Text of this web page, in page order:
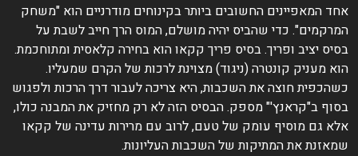
אחד המאפיינים החשובים ביותר בקינוחים מודרניים הוא "משחק
המרקמים". כדי שהביס יהיה מושלם, המוס הרך חייב לשבת על
בסיס יציב ופריך. בסיס פריך קקאו הוא בחירה קלאסית ומתוחכמת.
הוא מעניק קונטרה (ניגוד) מצוינת לרכות של הקרם שמעליו.
כשהכפית חוצה את השכבות, היא צריכה לעבור דרך הרכות ולפגוש
בסוף ב"קראנץ'" מספק. הבסיס הזה לא רק מחזיק את המבנה כולו,
אלא גם מוסיף עומק של טעם, לרוב עם מרירות עדינה של קקאו
שמאזנת את המתיקות של השכבות העליונות.